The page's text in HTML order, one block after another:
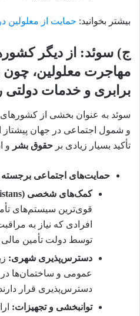
بیشتر بخوانید: حمایت از معلولین
ج) سوئد: از دیگر
مهاجرت معلولین، چون
برابری و خدمات دولتی
سوئد به عنوان بخشی از
و شمول اجتماعی در جهان
تأکید بسیار زیادی بر حقوق بشر و
حمایت‌های اجتماعی
کمک‌های شخصی (Personlig Assistans):
قوی‌ترین سیستم‌های
توسط دولت تأمین
دسترس‌پذیری شهری:
عمومی و ساختمان‌ها در
دسترس‌پذیری قرار
توانبخشی و تجهیزات: